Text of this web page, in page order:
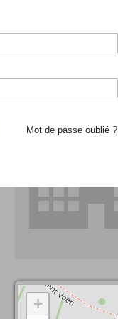
recherche d'école
+
Mot de passe oublié ?